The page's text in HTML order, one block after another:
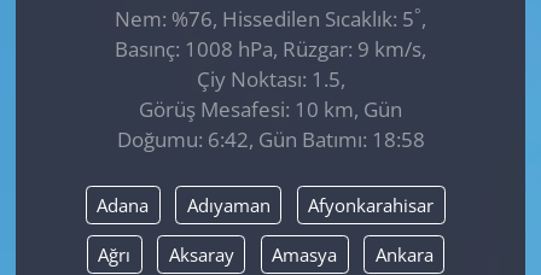
Nem: %76, Hissedilen Sıcaklık: 5°,
Basınç: 1008 hPa, Rüzgar: 9 km/s,
Çiy Noktası: 1.5,
Görüş Mesafesi: 10 km, Gün
Doğumu: 6:42, Gün Batımı: 18:58
Adana Adıyaman Afyonkarahisar
Ağrı Aksaray Amasya Ankara
SAĞLIK
SPOR
Yerel